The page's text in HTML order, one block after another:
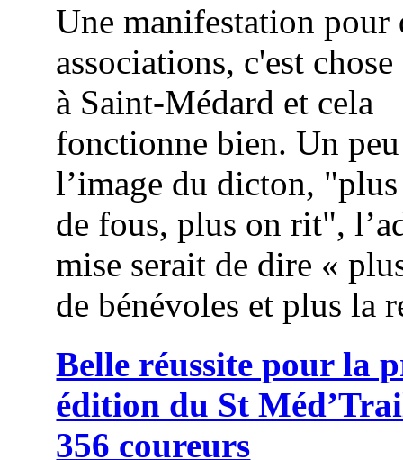
Une manifestation pour
associations, c'est
à Saint-Médard et cela
fonctionne bien. Un
l’image du dicton,
de fous, plus on rit",
mise serait de dire «
de bénévoles et plus la
Belle réussite pour la
édition du St
356 coureurs